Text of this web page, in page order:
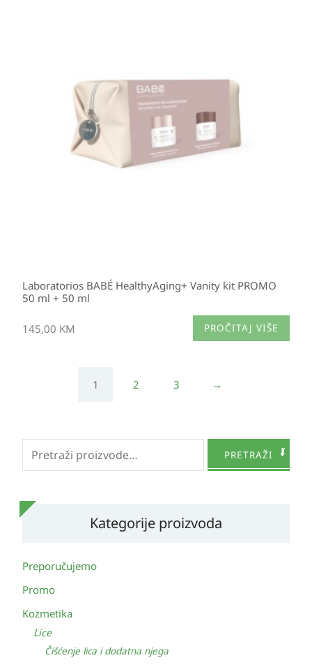
Laboratorios BABÉ HealthyAging+ Vanity kit PROMO
50 ml + 50 ml
145,00 KM PROČITAJ VIŠE
1 2 3 →
Pretraži: PRETRAŽI
Kategorije proizvoda
Preporučujemo
Promo
Kozmetika
Lice
Čišćenje lica i dodatna njega